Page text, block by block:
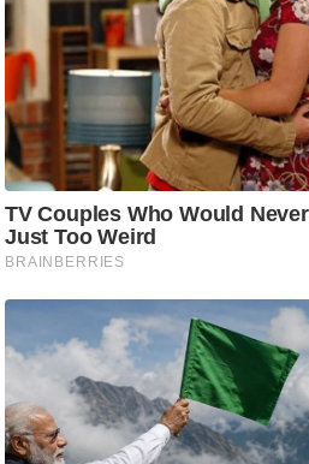
म
हि
मा
/
ध
र्म
स्थ
त
हा
र